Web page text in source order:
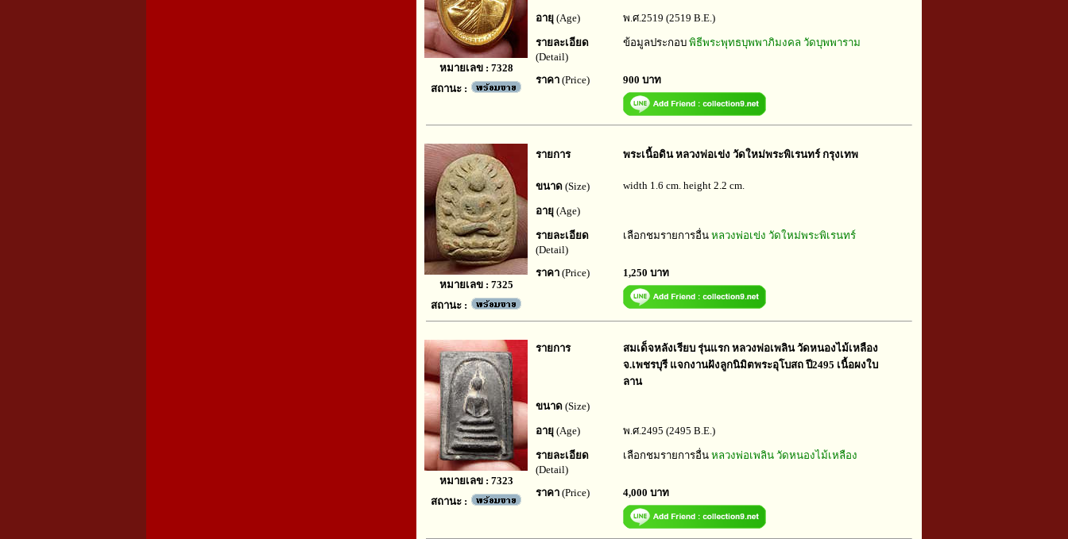
หมายเลข : 7328
สถานะ :
อายุ (Age) พ.ศ.2519 (2519 B.E.)
รายละเอียด
(Detail)
ข้อมูลประกอบ พิธีพระพุทธบุพพาภิมงคล วัดบุพพาราม
ราคา (Price) 900 บาท
หมายเลข : 7325
สถานะ :
รายการ พระเนื้อดิน หลวงพ่อเข่ง วัดใหม่พระพิเรนทร์ กรุงเทพ
ขนาด (Size) width 1.6 cm. height 2.2 cm.
อายุ (Age)
รายละเอียด
(Detail)
เลือกชมรายการอื่น หลวงพ่อเข่ง วัดใหม่พระพิเรนทร์
ราคา (Price) 1,250 บาท
หมายเลข : 7323
สถานะ :
รายการ
สมเด็จหลังเรียบ รุ่นแรก หลวงพ่อเพลิน วัดหนองไม้เหลือง
จ.เพชรบุรี แจกงานฝังลูกนิมิตพระอุโบสถ ปี2495 เนื้อผงใบ
ลาน
ขนาด (Size)
อายุ (Age) พ.ศ.2495 (2495 B.E.)
รายละเอียด
(Detail)
เลือกชมรายการอื่น หลวงพ่อเพลิน วัดหนองไม้เหลือง
ราคา (Price) 4,000 บาท